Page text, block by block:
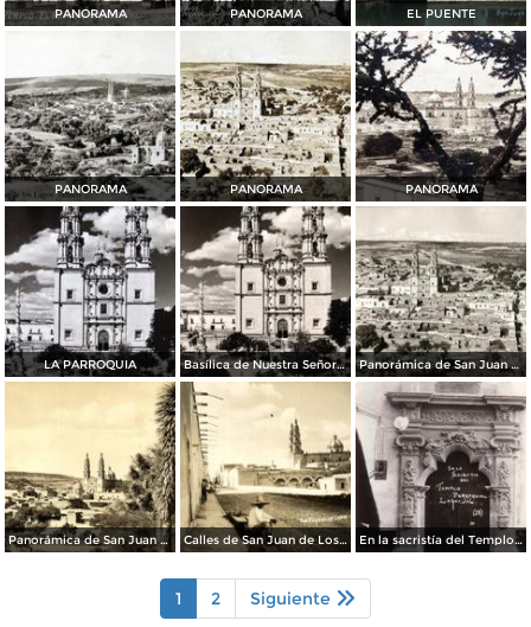
PANORAMA PANORAMA EL PUENTE
PANORAMA PANORAMA PANORAMA
LA PARROQUIA Basílica de Nuestra Señora de San Juan de los Lagos Panorámica de San Juan de Los Lagos
Panorámica de San Juan de Los Lagos Calles de San Juan de Los Lagos En la sacristía del Templo Parroquial
1 2 Siguiente